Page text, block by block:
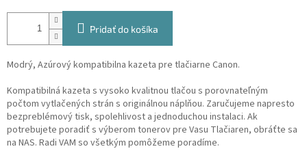
Pridať do košíka
Modrý, Azúrový kompatibilna kazeta pre tlačiarne Canon.
Kompatibilná kazeta s vysoko kvalitnou tlačou s porovnateľným
počtom vytlačených strán s originálnou náplňou. Zaručujeme napresto
bezpreblémový tisk, spolehlivost a jednoduchou instalaci. Ak
potrebujete poradiť s výberom tonerov pre Vasu Tlačiaren, obráťte sa
na NAS. Radi VAM so všetkým pomôžeme poradíme.